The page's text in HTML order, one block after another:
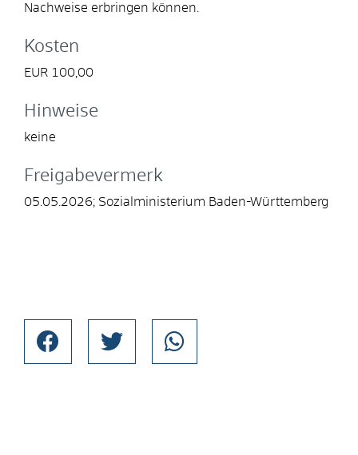
Nachweise erbringen können.
Kosten
EUR 100,00
Hinweise
keine
Freigabevermerk
05.05.2026; Sozialministerium Baden-Württemberg